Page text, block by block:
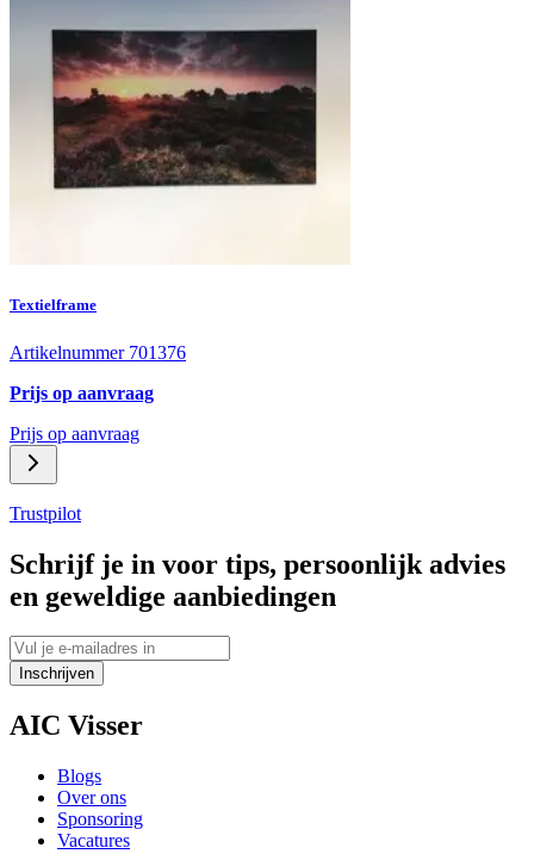
Textielframe
Artikelnummer 701376
Prijs op aanvraag
Prijs op aanvraag
Trustpilot
Schrijf je in voor tips, persoonlijk advies
en geweldige aanbiedingen
Inschrijven
AIC Visser
Blogs
Over ons
Sponsoring
Vacatures